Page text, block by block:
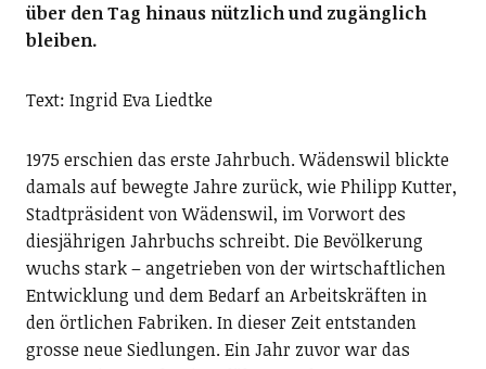
über den Tag hinaus nützlich und zugänglich
bleiben.
Text: Ingrid Eva Liedtke
1975 erschien das erste Jahrbuch. Wädenswil blickte
damals auf bewegte Jahre zurück, wie Philipp Kutter,
Stadtpräsident von Wädenswil, im Vorwort des
diesjährigen Jahrbuchs schreibt. Die Bevölkerung
wuchs stark – angetrieben von der wirtschaftlichen
Entwicklung und dem Bedarf an Arbeitskräften in
den örtlichen Fabriken. In dieser Zeit entstanden
grosse neue Siedlungen. Ein Jahr zuvor war das